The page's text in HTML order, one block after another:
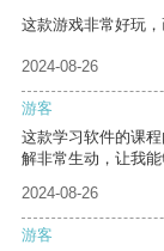
这款游戏非常好玩，
2024-08-26
游客
这款学习软件的课
解非常生动，让我能
2024-08-26
游客